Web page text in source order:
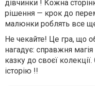
дівчинки ! Кожна
рішення — крок до
малюнки роблять все
Не чекайте! Це гра, що
нагадує: справжня
казку до своєї
історію !!